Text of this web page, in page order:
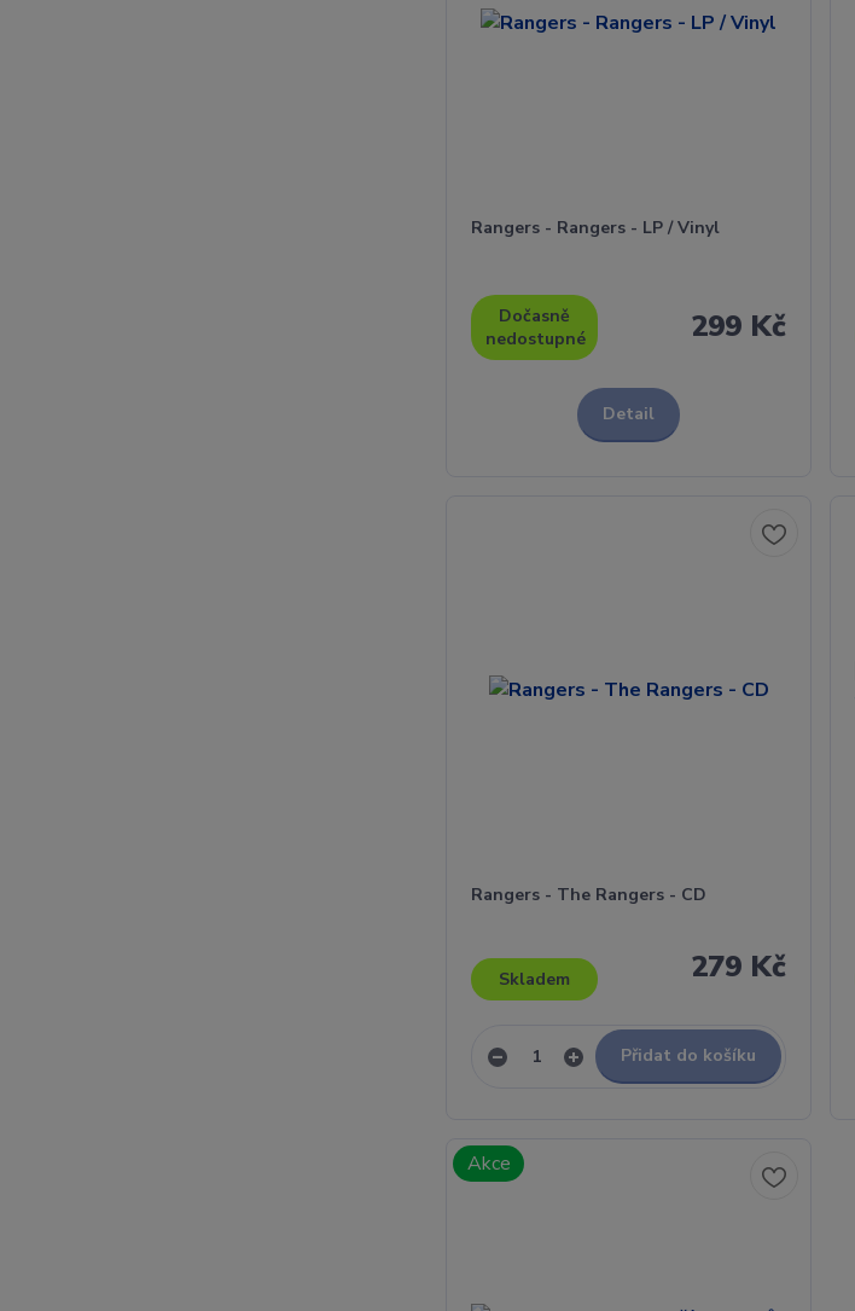
Rangers - Rangers - LP / Vinyl
299 Kč
Dočasně
nedostupné
Detail
Rangers - The Rangers - CD
279 Kč
Skladem
Přidat do košíku
Akce